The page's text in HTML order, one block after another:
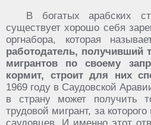
В богатых арабских
существует хорошо себя
оргнабора, которая
работодатель, получивший
мигрантов по своему
кормит, строит для них
1969 году в Саудовской
в страну может получить
трудовой мигрант, за